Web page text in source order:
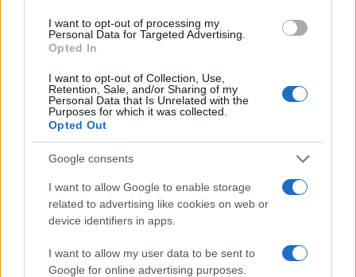
I want to opt-out of processing my
Personal Data for Targeted Advertising.
Opted In
I want to opt-out of Collection, Use,
Retention, Sale, and/or Sharing of my
Personal Data that Is Unrelated with the
Purposes for which it was collected.
Opted Out
Google consents
I want to allow Google to enable storage
related to advertising like cookies on web or
device identifiers in apps.
I want to allow my user data to be sent to
Google for online advertising purposes.
TEMI: Buzzing Jars
Festival Bernardo De Muro
Notizie Arzachena
Notizie in tempo reale?
Entra nel canale telegram di
GalluraOggi.it
Inviaci le tue segnalazioni,
i tuoi video e le tue foto
345 356 7512